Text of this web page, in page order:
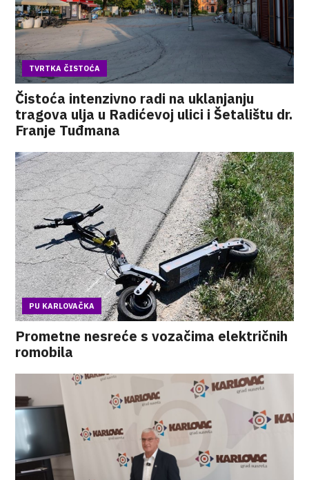
TVRTKA ČISTOĆA
Čistoća intenzivno radi na uklanjanju
tragova ulja u Radićevoj ulici i Šetalištu dr.
Franje Tuđmana
PU KARLOVAČKA
Prometne nesreće s vozačima električnih
romobila